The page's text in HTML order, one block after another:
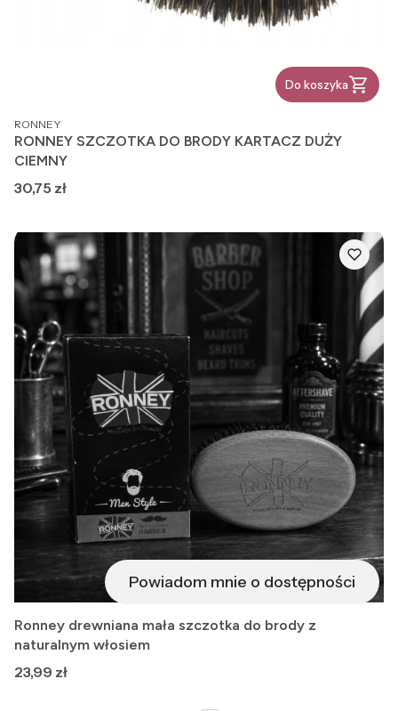
Do koszyka
PRODUCENT
RONNEY
RONNEY SZCZOTKA DO BRODY KARTACZ DUŻY
CIEMNY
Cena
30,75 zł
Powiadom mnie o dostępności
Ronney drewniana mała szczotka do brody z
naturalnym włosiem
Cena
23,99 zł